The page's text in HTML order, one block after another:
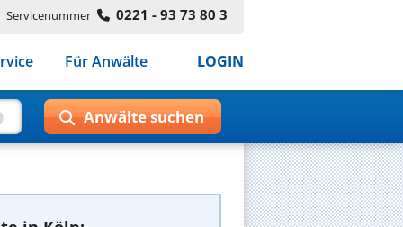
Servicenummer 0221 - 93 73 80 3
Für Anwälte LOGIN